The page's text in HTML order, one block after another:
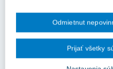
portáli.
Prístup k obsahu portálu
používatelia portálu.
stačí sa prihlásiť.
Odmietnut
Prijať všetky